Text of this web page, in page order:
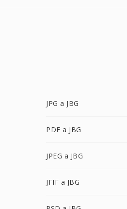
JPG a JBG
PDF a JBG
JPEG a JBG
JFIF a JBG